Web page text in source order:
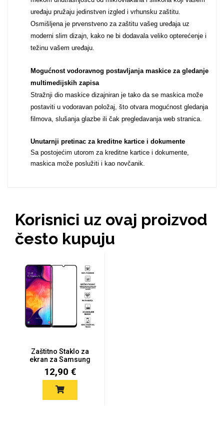
uređaju pružaju jedinstven izgled i vrhunsku zaštitu.
Osmišljena je prvenstveno za zaštitu vašeg uređaja uz
moderni slim dizajn, kako ne bi dodavala veliko opterećenje i
težinu vašem uređaju.
Mogućnost vodoravnog postavljanja maskice za gledanje
multimedijskih zapisa
Stražnji dio maskice dizajniran je tako da se maskica može
postaviti u vodoravan položaj, što otvara mogućnost gledanja
filmova, slušanja glazbe ili čak pregledavanja web stranica.
Unutarnji pretinac za kreditne kartice i dokumente
Sa postojećim utorom za kreditne kartice i dokumente,
maskica može poslužiti i kao novčanik.
Korisnici uz ovaj proizvod
često kupuju
Zaštitno Staklo za
ekran za Samsung
Galaxy A50...
12,90 €
Za njega Za nju
Svijet životinja
Mandale / Cvjetni
Citati & Stihovi
MarbleMania
Gaming motivi
Sportski motivi